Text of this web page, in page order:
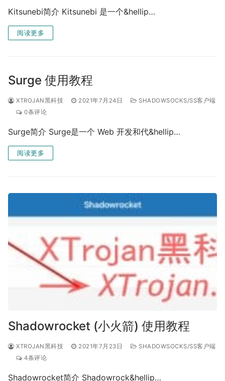
Kitsunebi简介 Kitsunebi 是一个&hellip…
阅读更多
Surge 使用教程
XTROJAN黑科技 2021年7月24日
SHADOWSOCKS/SS客户端
0条评论
Surge简介 Surge是一个 Web 开发和代&hellip…
阅读更多
Shadowrocket (小火箭) 使用教程
XTROJAN黑科技 2021年7月23日
SHADOWSOCKS/SS客户端
4条评论
Shadowrocket简介 Shadowrock&hellip…